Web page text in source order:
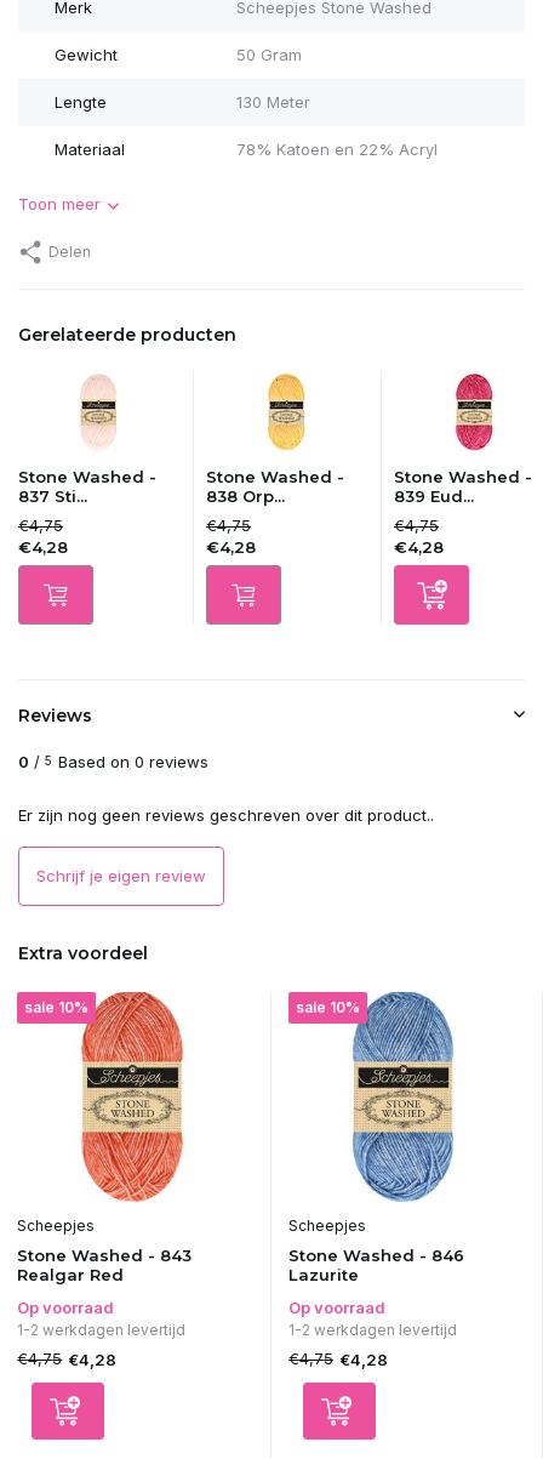
Merk Scheepjes Stone Washed
Gewicht 50 Gram
Lengte 130 Meter
Materiaal 78% Katoen en 22% Acryl
Toon meer
Delen
Gerelateerde producten
Stone Washed -
837 Sti...
€4,75
€4,28
Stone Washed -
838 Orp...
€4,75
€4,28
Stone Washed -
839 Eud...
€4,75
€4,28
Reviews
0 / 5 Based on 0 reviews
Er zijn nog geen reviews geschreven over dit product..
Schrijf je eigen review
Extra voordeel
sale 10%
Scheepjes
Stone Washed - 843
Realgar Red
Op voorraad
1-2 werkdagen levertijd
€4,75 €4,28
sale 10%
Scheepjes
Stone Washed - 846
Lazurite
Op voorraad
1-2 werkdagen levertijd
€4,75 €4,28